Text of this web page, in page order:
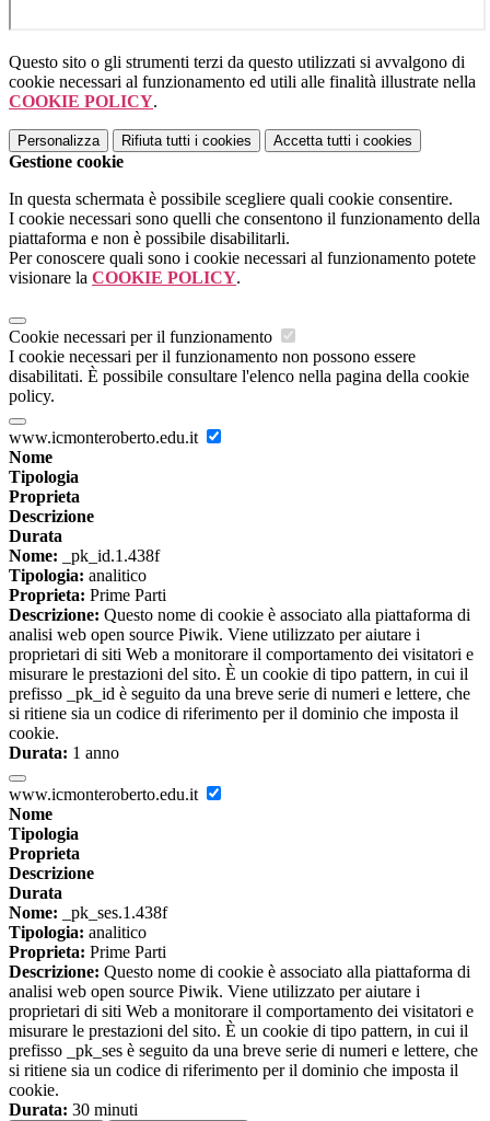
Questo sito o gli strumenti terzi da questo utilizzati si avvalgono di
cookie necessari al funzionamento ed utili alle finalità illustrate nella
COOKIE POLICY.
Personalizza Rifiuta tutti i cookies Accetta tutti i cookies
Gestione cookie
In questa schermata è possibile scegliere quali cookie consentire.
I cookie necessari sono quelli che consentono il funzionamento della
piattaforma e non è possibile disabilitarli.
Per conoscere quali sono i cookie necessari al funzionamento potete
visionare la COOKIE POLICY.
Cookie necessari per il funzionamento
I cookie necessari per il funzionamento non possono essere
disabilitati. È possibile consultare l'elenco nella pagina della cookie
policy.
www.icmonteroberto.edu.it
Nome
Tipologia
Proprieta
Descrizione
Durata
Nome: _pk_id.1.438f
Tipologia: analitico
Proprieta: Prime Parti
Descrizione: Questo nome di cookie è associato alla piattaforma di
analisi web open source Piwik. Viene utilizzato per aiutare i
proprietari di siti Web a monitorare il comportamento dei visitatori e
misurare le prestazioni del sito. È un cookie di tipo pattern, in cui il
prefisso _pk_id è seguito da una breve serie di numeri e lettere, che
si ritiene sia un codice di riferimento per il dominio che imposta il
cookie.
Durata: 1 anno
www.icmonteroberto.edu.it
Nome
Tipologia
Proprieta
Descrizione
Durata
Nome: _pk_ses.1.438f
Tipologia: analitico
Proprieta: Prime Parti
Descrizione: Questo nome di cookie è associato alla piattaforma di
analisi web open source Piwik. Viene utilizzato per aiutare i
proprietari di siti Web a monitorare il comportamento dei visitatori e
misurare le prestazioni del sito. È un cookie di tipo pattern, in cui il
prefisso _pk_ses è seguito da una breve serie di numeri e lettere, che
si ritiene sia un codice di riferimento per il dominio che imposta il
cookie.
Durata: 30 minuti